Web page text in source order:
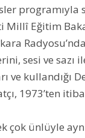
programıyla
Eğitim
sesi ve sazı
ve kullandığı
1973’ten
ünlüyle